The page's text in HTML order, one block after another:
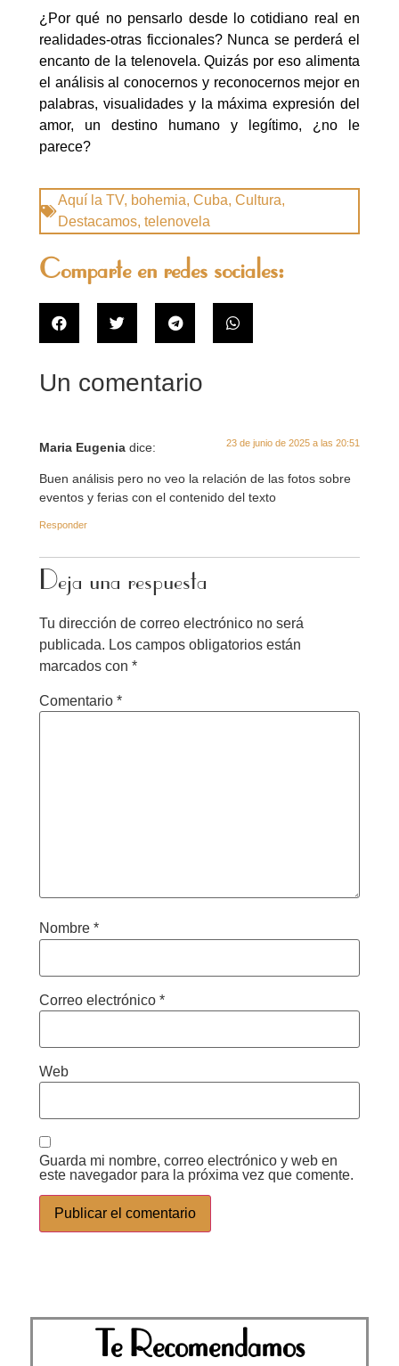
¿Por qué no pensarlo desde lo cotidiano real en
realidades-otras ficcionales? Nunca se perderá el
encanto de la telenovela. Quizás por eso alimenta
el análisis al conocernos y reconocernos mejor en
palabras, visualidades y la máxima expresión del
amor, un destino humano y legítimo, ¿no le
parece?
Aquí la TV, bohemia, Cuba, Cultura,
Destacamos, telenovela
Comparte en redes sociales:
Un comentario
Maria Eugenia dice: 23 de junio de 2025 a las 20:51
Buen análisis pero no veo la relación de las fotos sobre
eventos y ferias con el contenido del texto
Responder
Deja una respuesta
Tu dirección de correo electrónico no será
publicada. Los campos obligatorios están
marcados con *
Comentario *
Nombre *
Correo electrónico *
Web
Guarda mi nombre, correo electrónico y web en
este navegador para la próxima vez que comente.
Te Recomendamos